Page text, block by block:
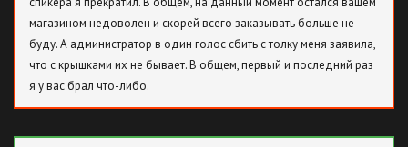
магазином недоволен и скорей всего заказывать больше не
буду. А администратор в один голос сбить с толку меня заявила,
что с крышками их не бывает. В общем, первый и последний раз
я у вас брал что-либо.